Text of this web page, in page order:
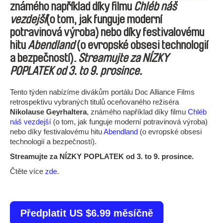
známého například díky filmu Chléb náš
vezdejší(o tom, jak funguje moderní
potravinová výroba) nebo díky festivalovému
hitu Abendland(o evropské obsesi technologií
a bezpečností). Streamujte za NÍZKY
POPLATEK od 3. to 9. prosince.
Tento týden nabízíme divákům portálu Doc Alliance Films
retrospektivu vybraných titulů oceňovaného režiséra
Nikolause Geyrhaltera, známého například díky filmu Chléb
náš vezdejší (o tom, jak funguje moderní potravinová výroba)
nebo díky festivalovému hituAbendland (o evropské obsesi
technologií a bezpečností).
Streamujte za NÍZKY POPLATEK od 3. to 9. prosince.
Čtěte více zde.
Předplatit US $6.99 měsíčně